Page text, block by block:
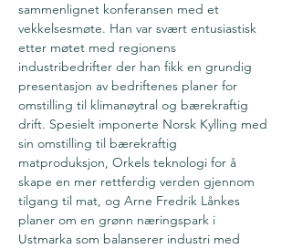
sammenlignet konferansen med et
vekkelsesmøte. Han var svært entusiastisk
etter møtet med regionens
industribedrifter der han fikk en grundig
presentasjon av bedriftenes planer for
omstilling til klimanøytral og bærekraftig
drift. Spesielt imponerte Norsk Kylling med
sin omstilling til bærekraftig
matproduksjon, Orkels teknologi for å
skape en mer rettferdig verden gjennom
tilgang til mat, og Arne Fredrik Lånkes
planer om en grønn næringspark i
Ustmarka som balanserer industri med